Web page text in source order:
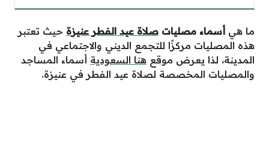
ما هي أسماء مصليات صلاة عيد الفطر عنيزة حيث تعتبر
هذه المصليات مركزًا للتجمع الديني والاجتماعي في
المدينة، لذا يعرض موقع هنا السعودية أسماء المساجد
والمصليات المخصصة لصلاة عيد الفطر في عنيزة.